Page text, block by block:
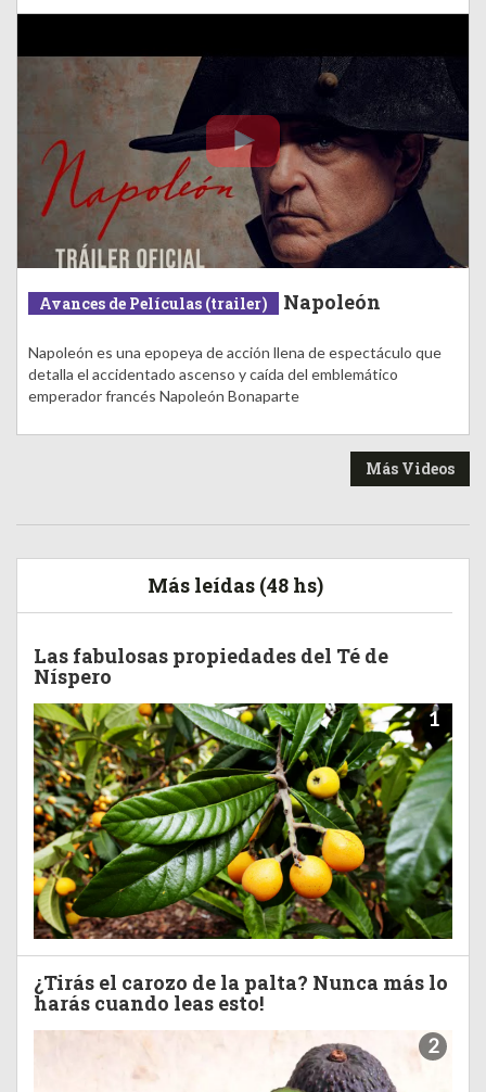
Avances de Películas (trailer) Napoleón
Napoleón es una epopeya de acción llena de espectáculo que
detalla el accidentado ascenso y caída del emblemático
emperador francés Napoleón Bonaparte
Más Videos
Más leídas (48 hs)
Las fabulosas propiedades del Té de
Níspero
1
¿Tirás el carozo de la palta? Nunca más lo
harás cuando leas esto!
2